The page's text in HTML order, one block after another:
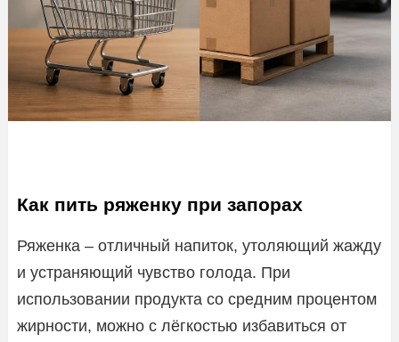
Как пить ряженку при запорах
Ряженка – отличный напиток, утоляющий жажду
и устраняющий чувство голода. При
использовании продукта со средним процентом
жирности, можно с лёгкостью избавиться от